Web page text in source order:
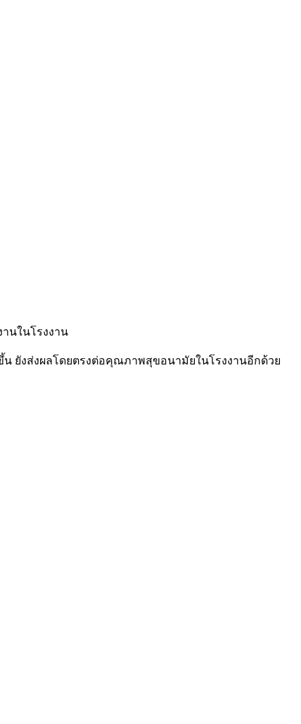
นในโรงงาน
น ยังส่งผลโดยตรงต่อคุณภาพสุขอนามัยในโรงงานอีกด้วย